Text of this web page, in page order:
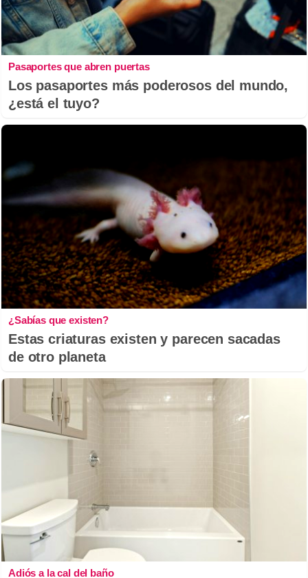
Pasaportes que abren puertas
Los pasaportes más poderosos del mundo,
¿está el tuyo?
¿Sabías que existen?
Estas criaturas existen y parecen sacadas
de otro planeta
Adiós a la cal del baño